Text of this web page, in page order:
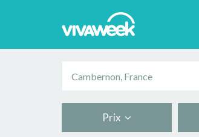
Prix